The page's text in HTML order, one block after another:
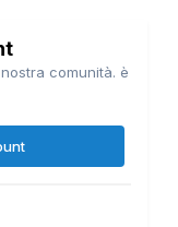
comunità. è